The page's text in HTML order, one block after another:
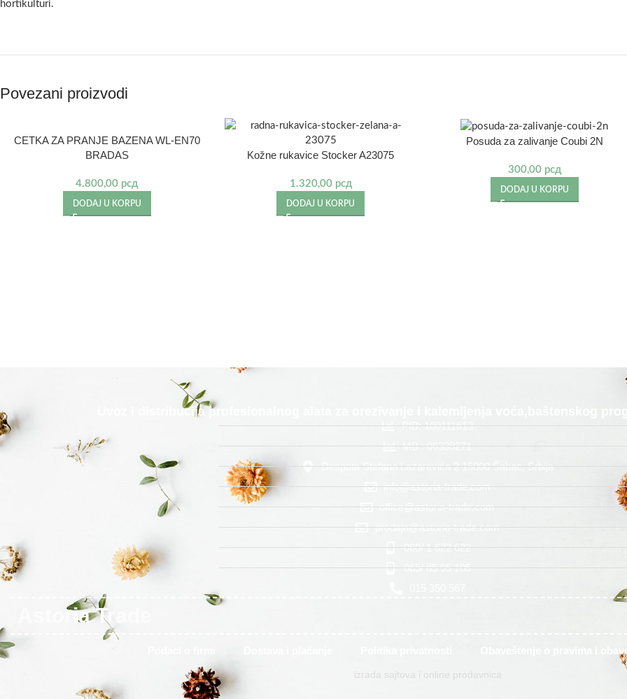
hortikulturi.
Povezani proizvodi
CETKA ZA PRANJE BAZENA WL-EN70
BRADAS
4.800,00 рсд
DODAJ U KORPU
Kožne rukavice Stocker A23075
1.320,00 рсд
DODAJ U KORPU
Posuda za zalivanje Coubi 2N
300,00 рсд
DODAJ U KORPU
Uvoz i distribucija profesionalnog alata za orezivanje i kalemljenja voća,baštenskog
PIB: 100111613
MB : 06339271
Despota Stefana Lazarevića 2 15000 Šabac, Srbija
info@astoria-trade.com
office@astoria-trade.com
prodaja@astoria-trade.com
060/ 1 622 622
065/ 85 95 105
Astoria Trade
Obaveštenje o pravima i
izrada sajtova i online prodavnica